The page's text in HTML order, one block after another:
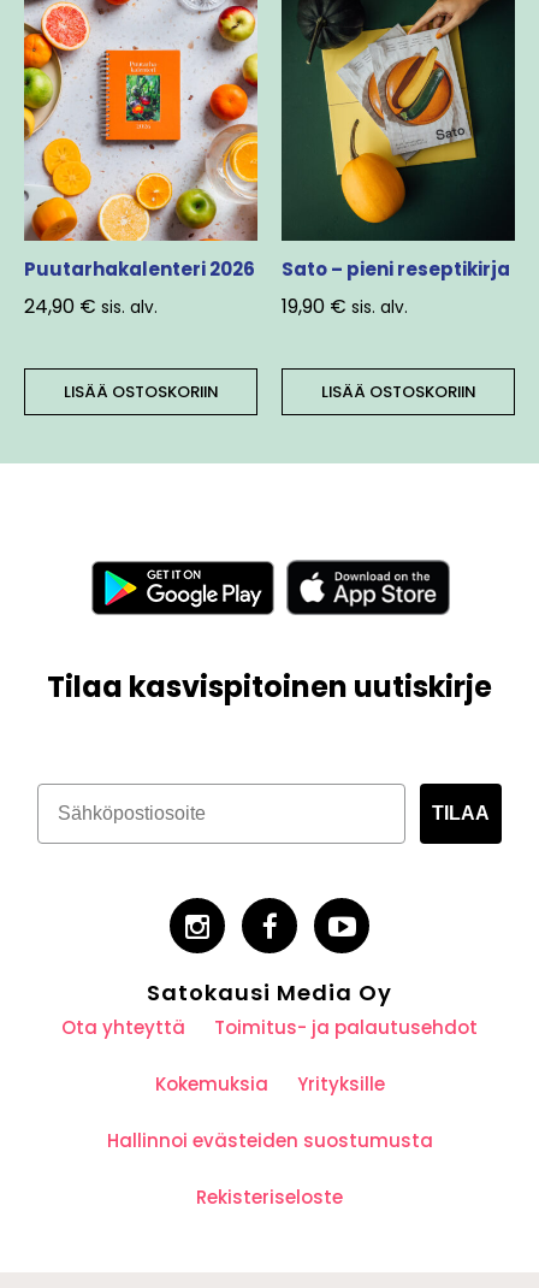
Puutarhakalenteri 2026
24,90 € sis. alv.
LISÄÄ OSTOSKORIIN
Sato – pieni reseptikirja
19,90 € sis. alv.
LISÄÄ OSTOSKORIIN
Tilaa kasvispitoinen uutiskirje
TILAA
Satokausi Media Oy
Ota yhteyttä Toimitus- ja palautusehdot
Kokemuksia Yrityksille
Hallinnoi evästeiden suostumusta
Rekisteriseloste